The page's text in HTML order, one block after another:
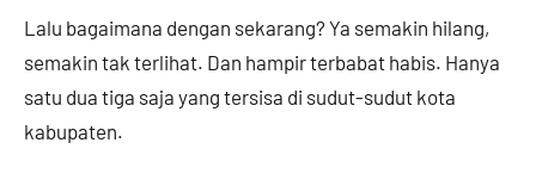
Lalu bagaimana dengan sekarang? Ya semakin hilang,
semakin tak terlihat. Dan hampir terbabat habis. Hanya
satu dua tiga saja yang tersisa di sudut-sudut kota
kabupaten.